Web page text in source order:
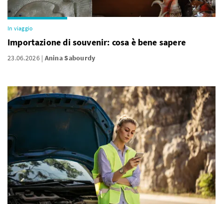
In viaggio
Importazione di souvenir: cosa è bene sapere
23.06.2026 Anina Sabourdy